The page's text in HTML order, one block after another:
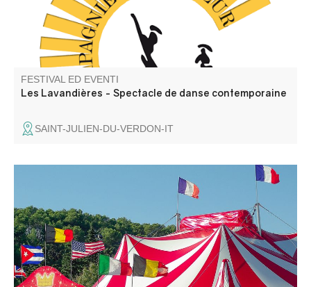
FESTIVAL ED EVENTI
Les Lavandières - Spectacle de danse contemporaine
SAINT-JULIEN-DU-VERDON-IT